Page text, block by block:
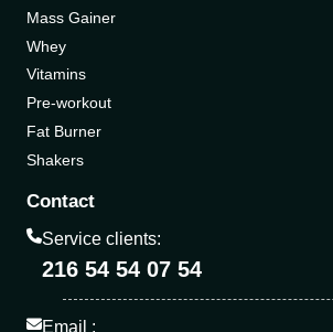
Mass Gainer
Whey
Vitamins
Pre-workout
Fat Burner
Shakers
Contact
Service clients:
216 54 54 07 54
Email :